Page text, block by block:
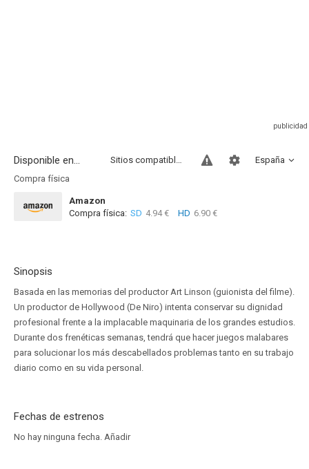
Disponible en... España
Sitios compatibles
Compra física
Amazon
Compra física: SD 4.94 € HD 6.90 €
Sinopsis
Basada en las memorias del productor Art Linson (guionista del filme).
Un productor de Hollywood (De Niro) intenta conservar su dignidad
profesional frente a la implacable maquinaria de los grandes estudios.
Durante dos frenéticas semanas, tendrá que hacer juegos malabares
para solucionar los más descabellados problemas tanto en su trabajo
diario como en su vida personal.
Fechas de estrenos
No hay ninguna fecha. Añadir